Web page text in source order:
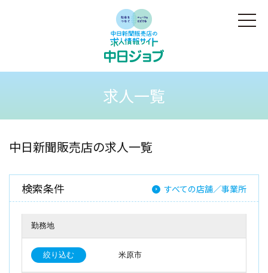
求人一覧
中日新聞販売店の求人一覧
検索条件 すべての店舗／事業所
勤務地
絞り込む 米原市